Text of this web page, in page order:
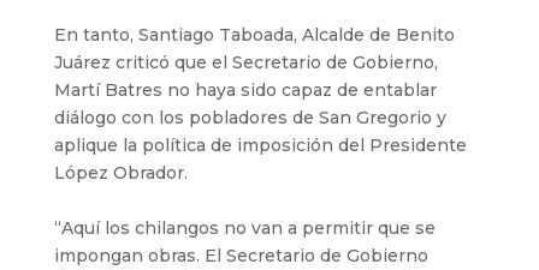
En tanto, Santiago Taboada, Alcalde de Benito
Juárez criticó que el Secretario de Gobierno,
Martí Batres no haya sido capaz de entablar
diálogo con los pobladores de San Gregorio y
aplique la política de imposición del Presidente
López Obrador.
“Aquí los chilangos no van a permitir que se
impongan obras. El Secretario de Gobierno